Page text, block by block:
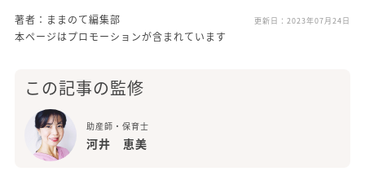
著者：ままのて編集部 更新日： 2023年07月24日
本ページはプロモーションが含まれています
この記事の監修
助産師・保育士
河井 恵美